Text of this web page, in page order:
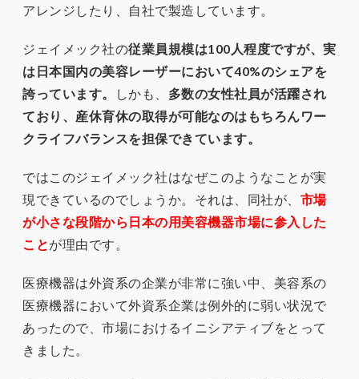
アレンジしたり、自社で製造しています。
ジェイメック社の従業員規模は100人程度ですが、実
は日本国内の美容レーザーにおいて40%のシェアを
誇っています。
しかも、 多数の女性社員が活躍され
ており、産休育休の取得が可能なのはもちろんワー
クライフバランスを担保できています。
ではこのジェイメック社はなぜこのようなことが実
現できているのでしょうか。それは、同社が、 市場
が小さな段階から日本の用美容機器市場に参入した
ことが理由です。
医療機器は外資系の企業が非常に強い中、美容系の
医療機器において外資系企業は例外的に弱い状況で
あったので、市場におけるイニシアティブをとって
きました。